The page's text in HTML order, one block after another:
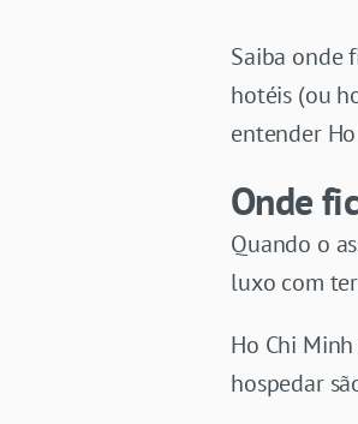
Saiba onde
hotéis (ou
entender
Onde
Quando o
luxo com
Ho Chi
hospedar